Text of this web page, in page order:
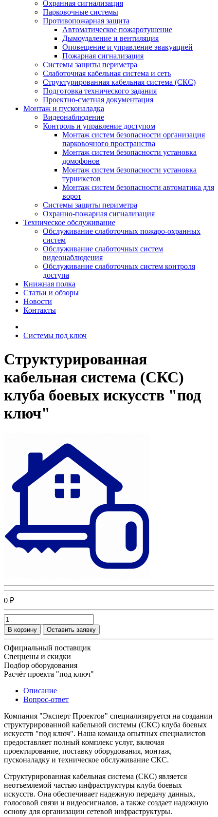
Охранная сигнализация
Парковочные системы
Противопожарная защита
Автоматическое пожаротушение
Дымоудаление и вентиляция
Оповещение и управление эвакуацией
Пожарная сигнализация
Системы защиты периметра
Слаботочная кабельная система и сеть
Структурированная кабельная система (СКС)
Подготовка технического задания
Проектно-сметная документация
Монтаж и пусконаладка
Видеонаблюдение
Контроль и управление доступом
Монтаж систем безопасности организация
парковочного пространства
Монтаж систем безопасности установка
домофонов
Монтаж систем безопасности установка
турникетов
Монтаж систем безопасности автоматика для
ворот
Системы защиты периметра
Охранно-пожарная сигнализация
Техническое обслуживание
Обслуживание слаботочных пожаро-охранных
систем
Обслуживание слаботочных систем
видеонаблюдения
Обслуживание слаботочных систем контроля
доступа
Книжная полка
Статьи и обзоры
Новости
Контакты
Системы под ключ
Структурированная
кабельная система (СКС)
клуба боевых искусств "под
ключ"
0 ₽
В корзину Оставить заявку
Официальный поставщик
Спеццены и скидки
Подбор оборудования
Расчёт проекта "под ключ"
Описание
Вопрос-ответ
Компания "Эксперт Проектов" специализируется на создании
структурированной кабельной системы (СКС) клуба боевых
искусств "под ключ". Наша команда опытных специалистов
предоставляет полный комплекс услуг, включая
проектирование, поставку оборудования, монтаж,
пусконаладку и техническое обслуживание СКС.
Структурированная кабельная система (СКС) является
неотъемлемой частью инфраструктуры клуба боевых
искусств. Она обеспечивает надежную передачу данных,
голосовой связи и видеосигналов, а также создает надежную
основу для организации сетевой инфраструктуры.